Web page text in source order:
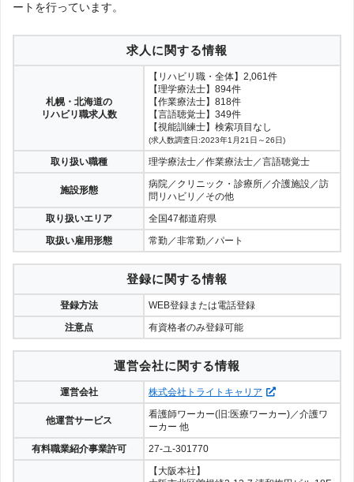
ートを行っています。
求人に関する情報
札幌・北海道の
リハビリ職求人数
【リハビリ職・全体】2,061件
【理学療法士】894件
【作業療法士】818件
【言語聴覚士】349件
【視能訓練士】検索項目なし
(求人数調査日:2023年1月21日～26日)
取り扱い職種 理学療法士／作業療法士／言語聴覚士
施設形態
病院／クリニック・診療所／介護施設／訪
問リハビリ／その他
取り扱いエリア
全国47都道府県
取扱い雇用形態
常勤／非常勤／パート
登録に関する情報
登録方法
WEB登録または電話登録
注意点
有資格者のみ登録可能
運営会社に関する情報
運営会社 株式会社トライトキャリア
他運営サービス
看護師ワーカー(旧:医療ワーカー)／介護ワ
ーカー 他
有料職業紹介事業許可
27-ユ-301770
【大阪本社】